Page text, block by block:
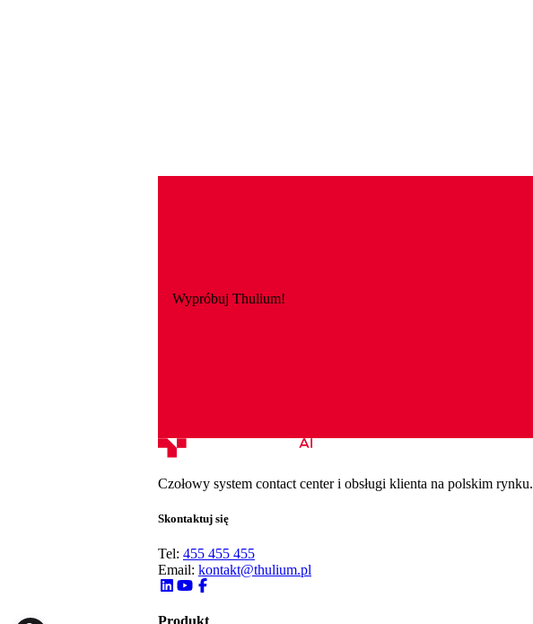
Wypróbuj Thulium!
Czołowy system contact center i obsługi klienta na polskim rynku.
Skontaktuj się
Tel: 455 455 455
Email: kontakt@thulium.pl